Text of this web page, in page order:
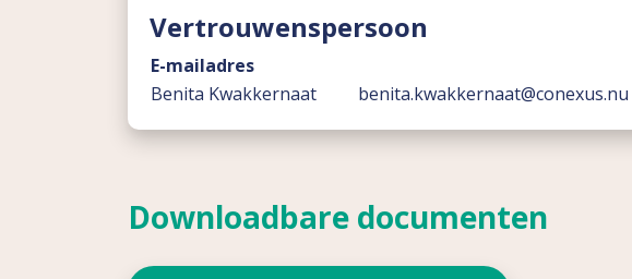
Vertrouwenspersoon
E-mailadres
Benita Kwakkernaat
benita.kwakkernaat@conexus.nu
Downloadbare documenten